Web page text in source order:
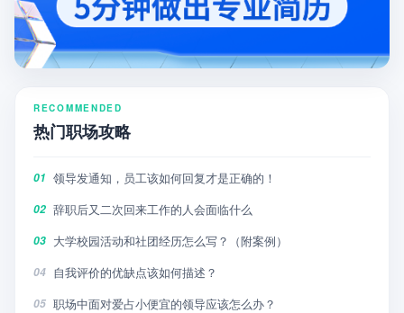
RECOMMENDED
热门职场攻略
01 领导发通知，员工该如何回复才是正确的！
02 辞职后又二次回来工作的人会面临什么
03 大学校园活动和社团经历怎么写？（附案例）
04 自我评价的优缺点该如何描述？
05 职场中面对爱占小便宜的领导应该怎么办？